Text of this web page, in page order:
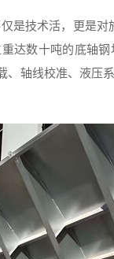
技术活，更是对
达数十吨的底轴
、轴线校准、液压